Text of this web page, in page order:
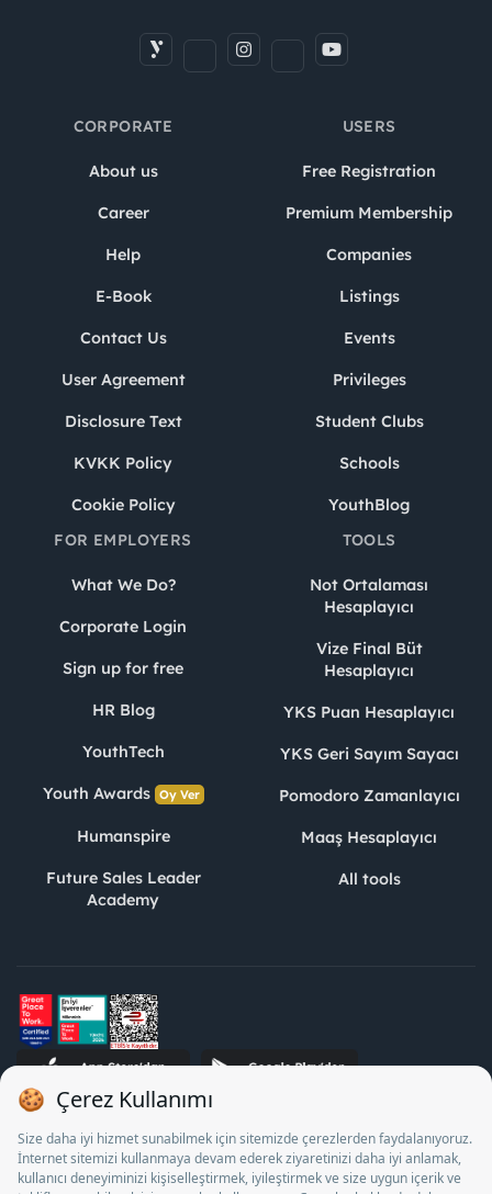
CORPORATE
About us
Career
Help
E-Book
Contact Us
User Agreement
Disclosure Text
KVKK Policy
Cookie Policy
USERS
Free Registration
Premium Membership
Companies
Listings
Events
Privileges
Student Clubs
Schools
YouthBlog
FOR EMPLOYERS
What We Do?
Corporate Login
Sign up for free
HR Blog
YouthTech
Youth Awards Oy Ver
Humanspire
Future Sales Leader
Academy
TOOLS
Not Ortalaması
Hesaplayıcı
Vize Final Büt
Hesaplayıcı
YKS Puan Hesaplayıcı
YKS Geri Sayım Sayacı
Pomodoro Zamanlayıcı
Maaş Hesaplayıcı
All tools
STJ Human Resources Informatics and Consultancy Inc. as a
Private Employment Agency to operate between 13/05/2025 -